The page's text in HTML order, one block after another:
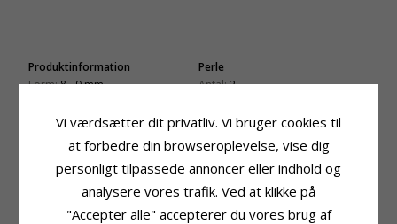
Produktinformation
Form:8 - 9 mm
Aaa-Graded Ferskvandsperle
Øreringe: Øreringe
Ædelmetal: 14 Karat Guld
Blank
Perle
Antal:2
Perle:
Aaa-Graded Ferskvandsperle
Størrelse
Diameter:
Højde Inkl. Krog:26,0 mm
Vi værdsætter dit privatliv. Vi bruger cookies til
at forbedre din browseroplevelse, vise dig
personligt tilpassede annoncer eller indhold og
analysere vores trafik. Ved at klikke på
"Accepter alle" accepterer du vores brug af